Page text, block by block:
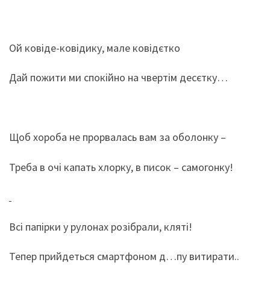
Ой ковіде-ковідику, мале ковідєтко
Дай пожити ми спокійно на чвертім десєтку…
Щоб хороба не прорвалась вам за оболонку –
Треба в очі капать хлорку, в писок – самогонку!
Всі папірки у рулонах розібрали, кляті!
Тепер прийдеться смартфоном д…пу витирати..